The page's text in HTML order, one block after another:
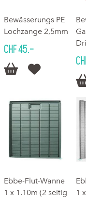
Bewässerungs PE
Lochzange 2,5mm
CHF 45.–
 
Ebbe-Flut-Wanne
1 x 1.10m (2 seitig
1